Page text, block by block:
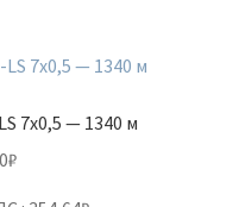
7х0,5 — 1340 м
₽